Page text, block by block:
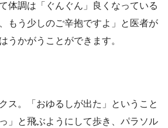
体調は「ぐんぐん」良くなっている
もう少しのご辛抱ですよ」と医者が
うかがうことができます。
ス。「おゆるしが出た」ということ
」と飛ぶようにして歩き、パラソル